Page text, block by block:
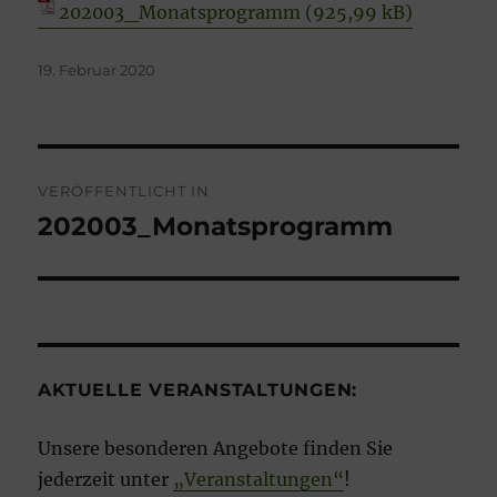
202003_Monatsprogramm
Veröffentlicht
19. Februar 2020
VERÖFFENTLICHT IN
202003_Monatsprogramm
AKTUELLE VERANSTALTUNGEN:
Unsere besonderen Angebote finden Sie
jederzeit unter „Veranstaltungen“ !